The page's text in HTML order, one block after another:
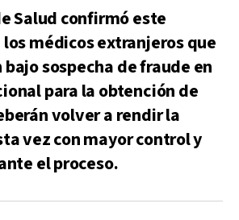
Salud confirmó este
médicos extranjeros que
sospecha de fraude en
para la obtención de
volver a rendir la
vez con mayor control y
el proceso.